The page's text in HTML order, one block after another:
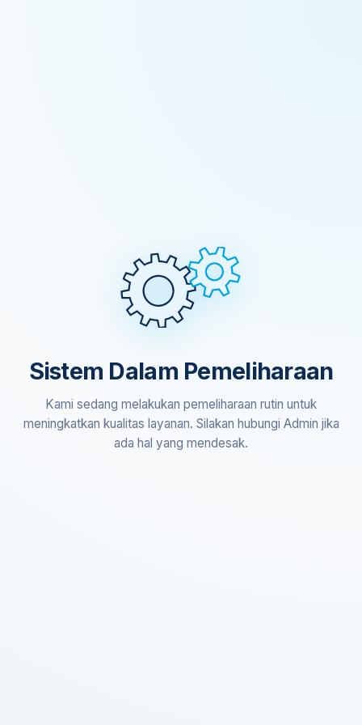
Sistem Dalam Pemeliharaan
Kami sedang melakukan pemeliharaan rutin untuk
meningkatkan kualitas layanan. Silakan hubungi Admin jika
ada hal yang mendesak.